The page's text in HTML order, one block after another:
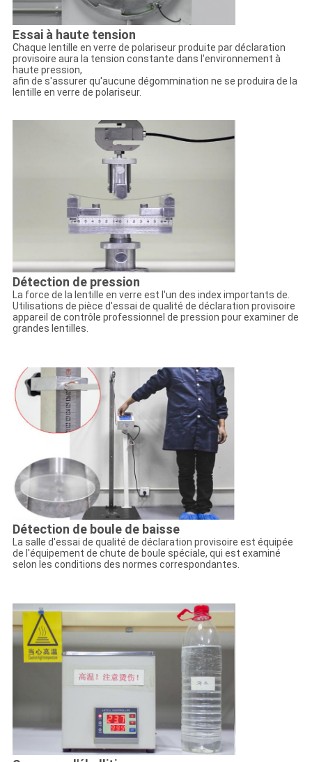
Essai à haute tension
Chaque lentille en verre de polariseur produite par déclaration
provisoire aura la tension constante dans l'environnement à
haute pression,
afin de s'assurer qu'aucune dégommination ne se produira de la
lentille en verre de polariseur.
Détection de pression
La force de la lentille en verre est l'un des index importants de.
Utilisations de pièce d'essai de qualité de déclaration provisoire
appareil de contrôle professionnel de pression pour examiner de
grandes lentilles.
Détection de boule de baisse
La salle d'essai de qualité de déclaration provisoire est équipée
de l'équipement de chute de boule spéciale, qui est examiné
selon les conditions des normes correspondantes.